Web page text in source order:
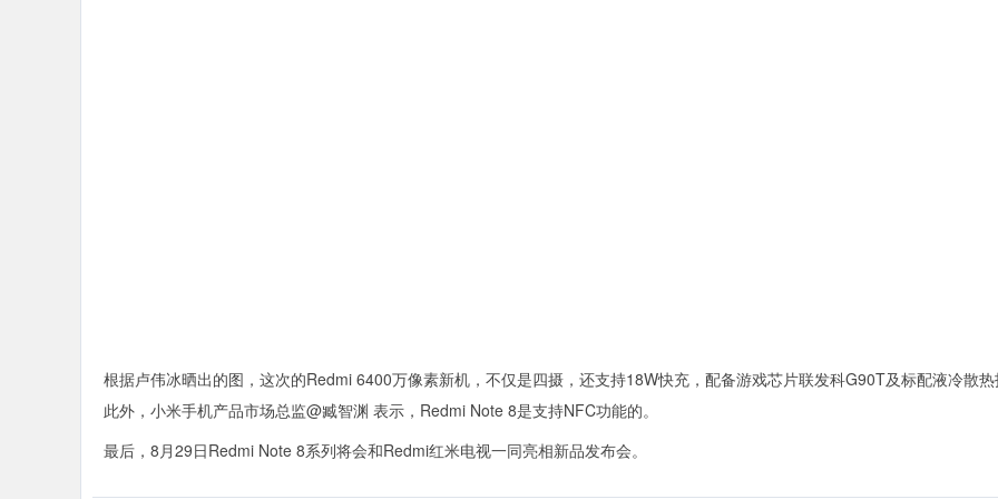
根据卢伟冰晒出的图，这次的Redmi 6400万像素新机，不仅是四摄，还支持18W快充，配备游戏芯片联发科G90T及标配液冷散
此外，小米手机产品市场总监@臧智渊 表示，Redmi Note 8是支持NFC功能的。
最后，8月29日Redmi Note 8系列将会和Redmi红米电视一同亮相新品发布会。